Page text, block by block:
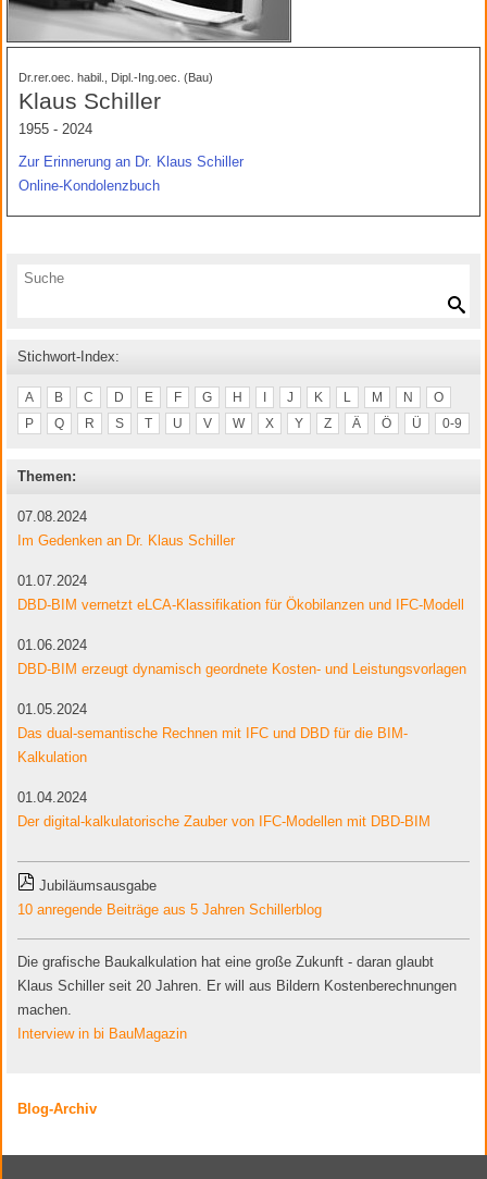
Dr.rer.oec. habil., Dipl.-Ing.oec. (Bau)
Klaus Schiller
1955 - 2024
Zur Erinnerung an Dr. Klaus Schiller
Online-Kondolenzbuch
Stichwort-Index:
A B C D E F G H I J K L M N
O
P
Q R S T U V W X Y Z Ä Ö Ü 0-9
Themen:
07.08.2024
Im Gedenken an Dr. Klaus Schiller
01.07.2024
DBD-BIM vernetzt eLCA-Klassifikation für Ökobilanzen und IFC-Modell
01.06.2024
DBD-BIM erzeugt dynamisch geordnete Kosten- und Leistungsvorlagen
01.05.2024
Das dual-semantische Rechnen mit IFC und DBD für die BIM-
Kalkulation
01.04.2024
Der digital-kalkulatorische Zauber von IFC-Modellen mit DBD-BIM
Jubiläumsausgabe
10 anregende Beiträge aus 5 Jahren Schillerblog
Die grafische Baukalkulation hat eine große Zukunft - daran glaubt
Klaus Schiller seit 20 Jahren. Er will aus Bildern Kostenberechnungen
machen.
Interview in bi BauMagazin
Blog-Archiv